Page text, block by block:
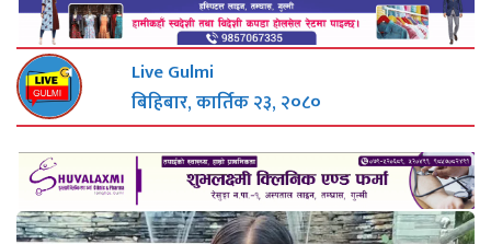
Live Gulmi
बिहिबार, कार्तिक २३, २०८०